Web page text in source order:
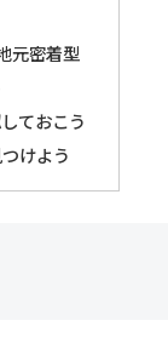
元密着型
ておこう
けよう